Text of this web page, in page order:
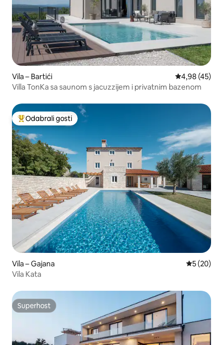
Vila – Bartići Prosječna
4,98 (45)
Villa TonKa sa saunom s jacuzzijem i privatnim bazenom
Među najviše rangiranima s oznakom „Odabrali gosti”
Odabrali gosti
Vila – Gajana Prosječna
5 (20)
Vila Kata
Superhost
Superhost